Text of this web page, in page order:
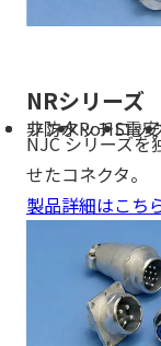
NRシリーズ
非防水RoHS電
ワンタッチロッ
NJC シリーズを
せたコネクタ。
製品詳細はこち